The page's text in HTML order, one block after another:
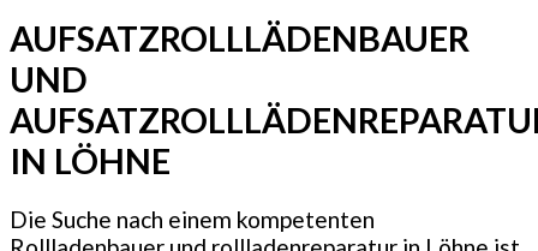
AUFSATZROLLLÄDENBAUER
UND
IN LÖHNE
Die Suche nach einem kompetenten